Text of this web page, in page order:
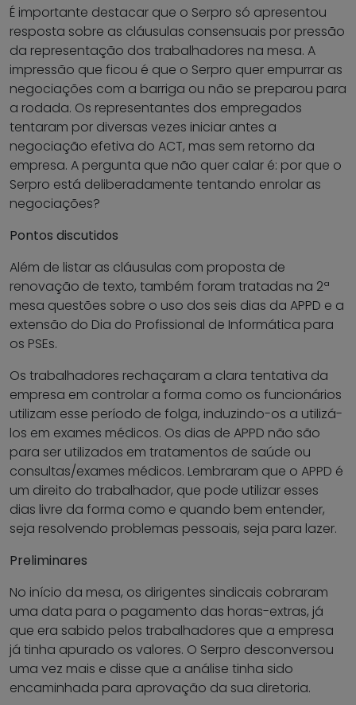
É importante destacar que o Serpro só apresentou
resposta sobre as cláusulas consensuais por pressão
da representação dos trabalhadores na mesa. A
impressão que ficou é que o Serpro quer empurrar as
negociações com a barriga ou não se preparou para
a rodada. Os representantes dos empregados
tentaram por diversas vezes iniciar antes a
negociação efetiva do ACT, mas sem retorno da
empresa. A pergunta que não quer calar é: por que o
Serpro está deliberadamente tentando enrolar as
negociações?
Pontos discutidos
Além de listar as cláusulas com proposta de
renovação de texto, também foram tratadas na 2ª
mesa questões sobre o uso dos seis dias da APPD e a
extensão do Dia do Profissional de Informática para
os PSEs.
Os trabalhadores rechaçaram a clara tentativa da
empresa em controlar a forma como os funcionários
utilizam esse período de folga, induzindo-os a utilizá-
los em exames médicos. Os dias de APPD não são
para ser utilizados em tratamentos de saúde ou
consultas/exames médicos. Lembraram que o APPD é
um direito do trabalhador, que pode utilizar esses
dias livre da forma como e quando bem entender,
seja resolvendo problemas pessoais, seja para lazer.
Preliminares
No início da mesa, os dirigentes sindicais cobraram
uma data para o pagamento das horas-extras, já
que era sabido pelos trabalhadores que a empresa
já tinha apurado os valores. O Serpro desconversou
uma vez mais e disse que a análise tinha sido
encaminhada para aprovação da sua diretoria.